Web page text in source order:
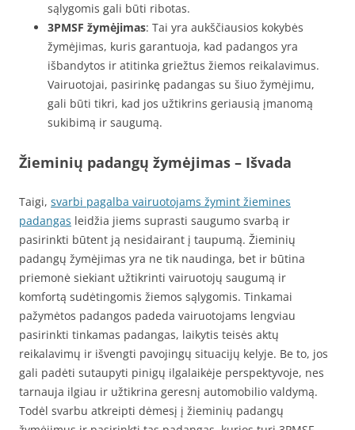
sąlygomis gali būti ribotas.
3PMSF žymėjimas: Tai yra aukščiausios kokybės
žymėjimas, kuris garantuoja, kad padangos yra
išbandytos ir atitinka griežtus žiemos reikalavimus.
Vairuotojai, pasirinkę padangas su šiuo žymėjimu,
gali būti tikri, kad jos užtikrins geriausią įmanomą
sukibimą ir saugumą.
Žieminių padangų žymėjimas – Išvada
Taigi, svarbi pagalba vairuotojams žymint žiemines
padangas leidžia jiems suprasti saugumo svarbą ir
pasirinkti būtent ją nesidairant į taupumą. Žieminių
padangų žymėjimas yra ne tik naudinga, bet ir būtina
priemonė siekiant užtikrinti vairuotojų saugumą ir
komfortą sudėtingomis žiemos sąlygomis. Tinkamai
pažymėtos padangos padeda vairuotojams lengviau
pasirinkti tinkamas padangas, laikytis teisės aktų
reikalavimų ir išvengti pavojingų situacijų kelyje. Be to, jos
gali padėti sutaupyti pinigų ilgalaikėje perspektyvoje, nes
tarnauja ilgiau ir užtikrina geresnį automobilio valdymą.
Todėl svarbu atkreipti dėmesį į žieminių padangų